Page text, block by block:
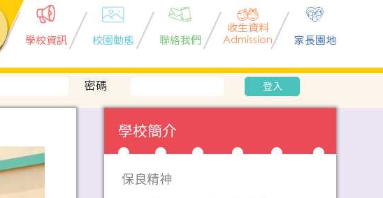
學校資訊 校園動態 聯絡我們
收生資料
Admission
家長園地
密碼 登入
學校簡介
保良精神